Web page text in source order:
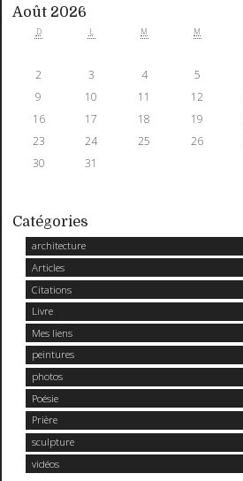
Août 2026
D L M M
2
3 4 5
9
10 11 12
16
17 18 19
23
24 25 26
30
31
Catégories
architecture
Articles
Citations
Livre
Mes liens
peintures
photos
Poésie
Prière
sculpture
vidéos